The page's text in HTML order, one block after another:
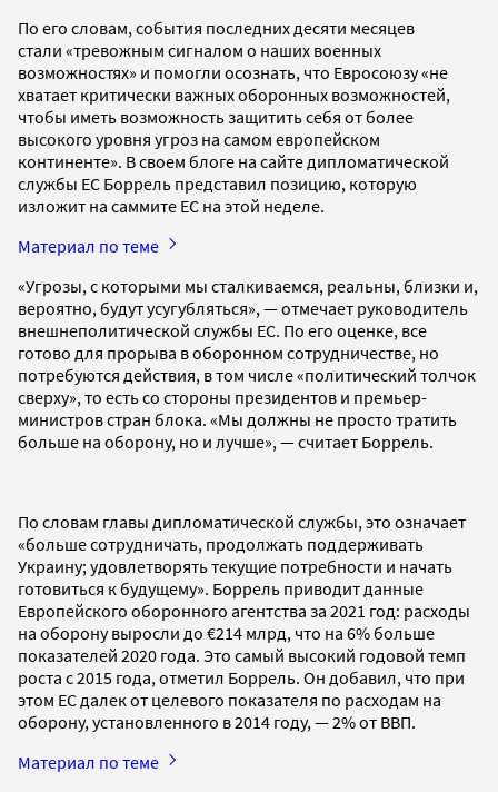
По его словам, события последних десяти месяцев
стали «тревожным сигналом о наших военных
возможностях» и помогли осознать, что Евросоюзу «не
хватает критически важных оборонных возможностей,
чтобы иметь возможность защитить себя от более
высокого уровня угроз на самом европейском
континенте». В своем блоге на сайте дипломатической
службы ЕС Боррель представил позицию, которую
изложит на саммите ЕС на этой неделе.
Материал по теме
«Угрозы, с которыми мы сталкиваемся, реальны, близки и,
вероятно, будут усугубляться», — отмечает руководитель
внешнеполитической службы ЕС. По его оценке, все
готово для прорыва в оборонном сотрудничестве, но
потребуются действия, в том числе «политический толчок
сверху», то есть со стороны президентов и премьер-
министров стран блока. «Мы должны не просто тратить
больше на оборону, но и лучше», — считает Боррель.
По словам главы дипломатической службы, это означает
«больше сотрудничать, продолжать поддерживать
Украину; удовлетворять текущие потребности и начать
готовиться к будущему». Боррель приводит данные
Европейского оборонного агентства за 2021 год: расходы
на оборону выросли до €214 млрд, что на 6% больше
показателей 2020 года. Это самый высокий годовой темп
роста с 2015 года, отметил Боррель. Он добавил, что при
этом ЕС далек от целевого показателя по расходам на
оборону, установленного в 2014 году, — 2% от ВВП.
Материал по теме